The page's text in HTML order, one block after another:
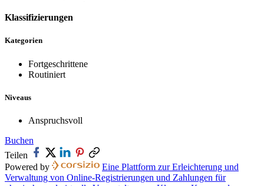
Klassifizierungen
Kategorien
Fortgeschrittene
Routiniert
Niveaus
Anspruchsvoll
Buchen
Teilen
Powered by
Eine Plattform zur Erleichterung und
Verwaltung von Online-Registrierungen und Zahlungen für